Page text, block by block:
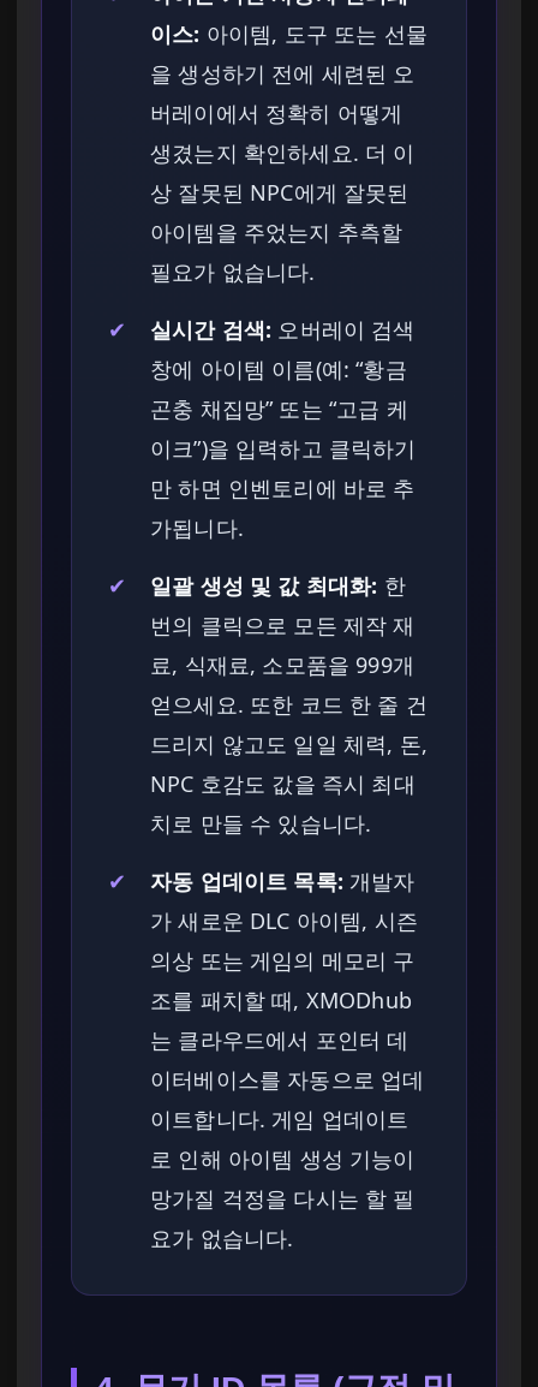
이스: 아이템, 도구 또는 선물
을 생성하기 전에 세련된 오
버레이에서 정확히 어떻게
생겼는지 확인하세요. 더 이
상 잘못된 NPC에게 잘못된
아이템을 주었는지 추측할
필요가 없습니다.
✔
실시간 검색: 오버레이 검색
창에 아이템 이름(예: “황금
곤충 채집망” 또는 “고급 케
이크”)을 입력하고 클릭하기
만 하면 인벤토리에 바로 추
가됩니다.
✔
일괄 생성 및 값 최대화: 한
번의 클릭으로 모든 제작 재
료, 식재료, 소모품을 999개
얻으세요. 또한 코드 한 줄 건
드리지 않고도 일일 체력, 돈,
NPC 호감도 값을 즉시 최대
치로 만들 수 있습니다.
✔
자동 업데이트 목록: 개발자
가 새로운 DLC 아이템, 시즌
의상 또는 게임의 메모리 구
조를 패치할 때, XMODhub
는 클라우드에서 포인터 데
이터베이스를 자동으로 업데
이트합니다. 게임 업데이트
로 인해 아이템 생성 기능이
망가질 걱정을 다시는 할 필
요가 없습니다.